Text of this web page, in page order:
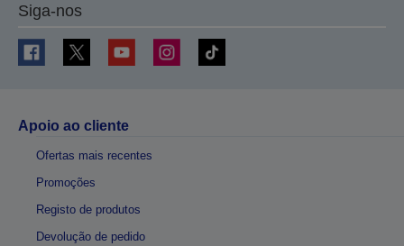
Siga-nos
Apoio ao cliente
Ofertas mais recentes
Promoções
Registo de produtos
Devolução de pedido